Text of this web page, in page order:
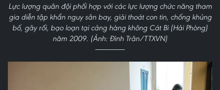
Lực lượng quân đội phối hợp với các lực lượng chức năng tham
gia diễn tập khẩn nguy sân bay, giải thoát con tin, chống khủng
bố, gây rối, bạo loạn tại cảng hàng không Cát Bi (Hải Phòng)
năm 2009. (Ảnh: Đình Trân/TTXVN)